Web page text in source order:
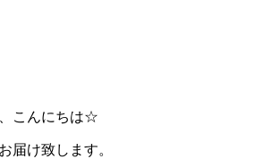
こんにちは☆
届け致します。